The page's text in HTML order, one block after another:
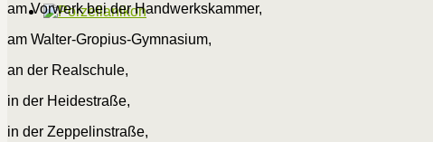
am Vorwerk bei der Handwerkskammer,
am Walter-Gropius-Gymnasium,
an der Realschule,
in der Heidestraße,
in der Zeppelinstraße,